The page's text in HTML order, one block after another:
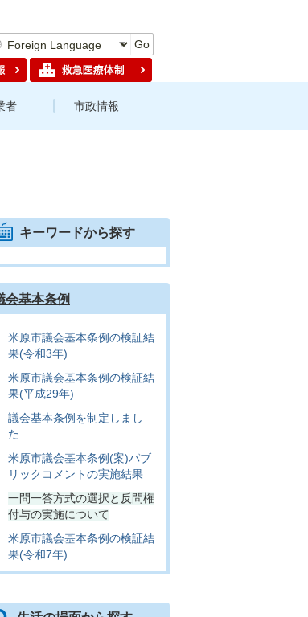
Go
者 市政情報
キーワードから探す
会基本条例
米原市議会基本条例の検証結
果(令和3年)
米原市議会基本条例の検証結
果(平成29年)
議会基本条例を制定しまし
た
米原市議会基本条例(案)パブ
リックコメントの実施結果
一問一答方式の選択と反問権
付与の実施について
米原市議会基本条例の検証結
果(令和7年)